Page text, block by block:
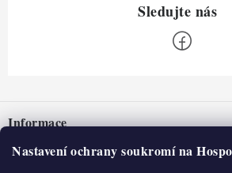
Nastavení ochrany soukromí na
pInformace
Nepřevzetí zásilky na dobírku
O nás